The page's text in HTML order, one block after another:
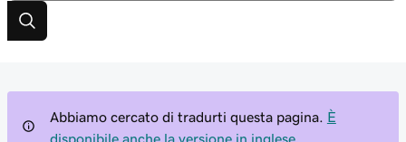
Abbiamo cercato di tradurti questa pagina.
È
disponibile anche la versione in inglese.